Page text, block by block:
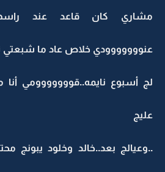
مشاري كان قاعد عند
عنووووووودي خلاص عاد ما شبعتي
لج أسبوع نايمه..قووووووومي
عليج
..وعيالج بعد..خالد وخلود يبونج